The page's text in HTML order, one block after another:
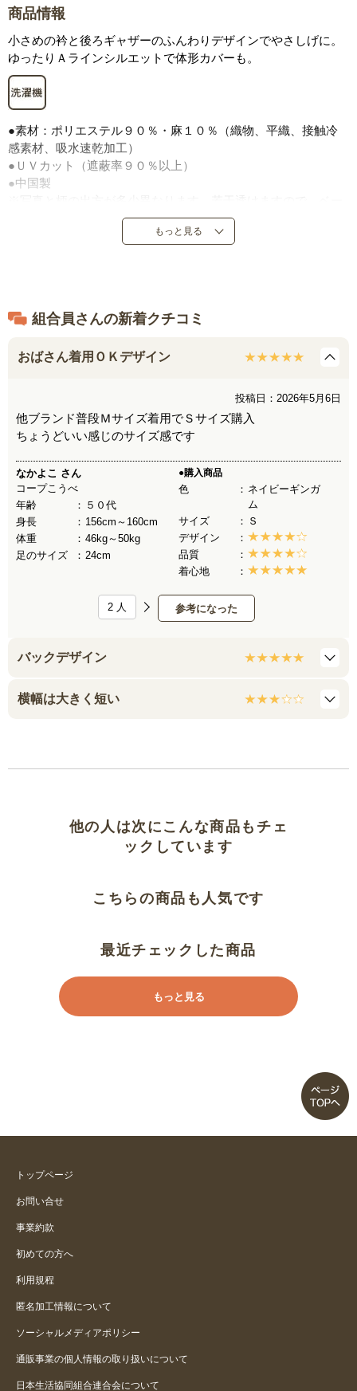
商品情報
小さめの衿と後ろギャザーのふんわりデザインでやさしげに。
ゆったりＡラインシルエットで体形カバーも。
●素材：ポリエステル９０％・麻１０％（織物、平織、接触冷
感素材、吸水速乾加工）
●ＵＶカット（遮蔽率９０％以上）
●中国製
ジュ系または同色のインナーのご着用をおすすめします。
もっと見る
組合員さんの新着クチコミ
おばさん着用ＯＫデザイン
投稿日：2026年5月6日
他ブランド普段Ｍサイズ着用でＳサイズ購入
ちょうどいい感じのサイズ感です
なかよこ さん
コープこうべ
年齢
５０代
身長
156cm～160cm
体重
46kg～50kg
足のサイズ
24cm
●購入商品
色
ネイビーギンガ
ム
サイズ
Ｓ
デザイン
品質
着心地
参考になった
2 人
バックデザイン
横幅は大きく短い
他の人は次にこんな商品もチェ
ックしています
こちらの商品も人気です
最近チェックした商品
もっと見る
トップページ
お問い合せ
事業約款
初めての方へ
利用規程
匿名加工情報について
ソーシャルメディアポリシー
通販事業の個人情報の取り扱いについて
日本生活協同組合連合会について